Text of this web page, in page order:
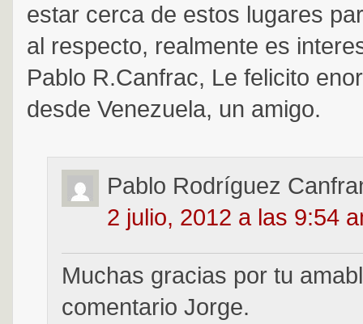
estar cerca de estos lugares
al respecto, realmente es
Pablo R.Canfrac, Le felicito
desde Venezuela, un amigo.
Pablo Rodríguez
2 julio, 2012 a las 9:54
Muchas gracias por tu
comentario Jorge.